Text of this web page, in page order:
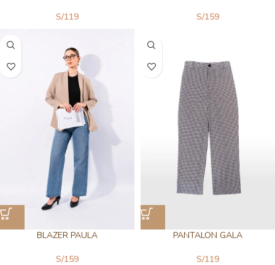
S/119 S/159
BLAZER PAULA
S/159
PANTALON GALA
S/119